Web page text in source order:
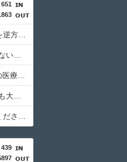
651
韓国人「日本の村上宗隆、100マイルのシンカーを逆方向に・・・2戦連発の26号ソロホームラン」→「羨ましすぎる 韓国はこんな打者がいなのか」「アジア打者GOAT」【MLB】
韓国サッカー協会「現在は不適切な行為は絶対にない」→韓国人「一番重要なのは2002年なのにそこは言及しないんだなｗｗｗ」「責任逃れが本当にひどい・・・」
韓国人「手術中に震度6強の地震、その時の日本の医療スタッフたちの姿をご覧ください」→「マジで鳥肌立った」「こういう姿は韓国も見習わないと」「あんな状況なら日本だけではなく韓国の医療関係者も同じように行動したはずだ」【熊本地震】
韓国人「韓国サッカー協会の性接待報道、海外でも大騒ぎに・・・2002年W杯4強の記録取り消しの声も」→「マジで国の恥だ」「2002年まで疑う価値がある」「国民や国が築いた国格をサッカー選手が足で蹴り飛ばすね」
韓国人「“韓国サッカー”性接待の試合結果をご覧ください」→「マッサージ効果は間違いないねｗ」「これが本当のベッドサッカーだ」
439